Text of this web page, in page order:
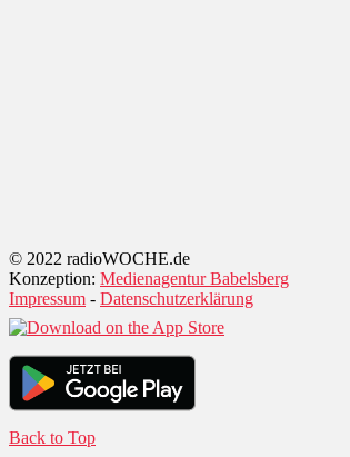
© 2022 radioWOCHE.de
Konzeption: Medienagentur Babelsberg
Impressum - Datenschutzerklärung
Back to Top